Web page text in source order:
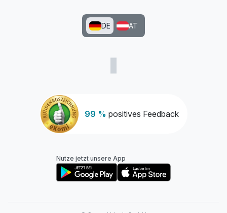
99 % positives Feedback
DE AT
Nutze jetzt unsere App